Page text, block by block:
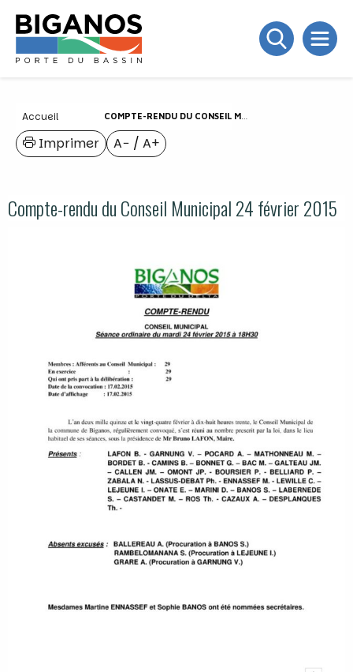
Accueil COMPTE-RENDU DU CONSEIL MUNICIPAL 24 FÉVRIER 2015
A− / A+
Imprimer
Compte-rendu du Conseil Municipal 24 février 2015